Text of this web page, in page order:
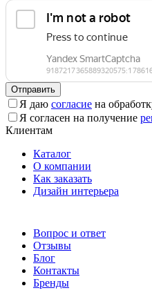
Отправить
Я даю согласие на
Я согласен на получение
Клиентам
Каталог
О компании
Как заказать
Дизайн интерьера
Вопрос и ответ
Отзывы
Блог
Контакты
Бренды